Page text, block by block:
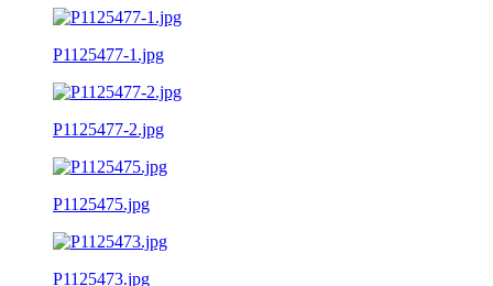
P1125477-1.jpg
P1125477-2.jpg
P1125475.jpg
P1125473.jpg